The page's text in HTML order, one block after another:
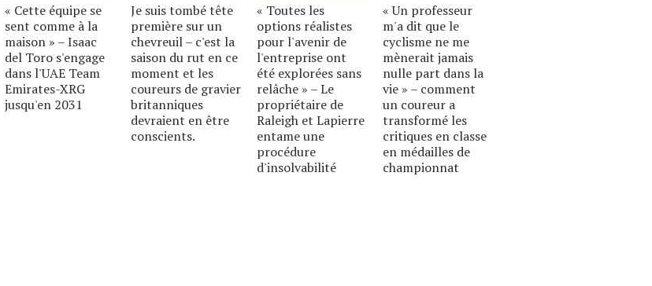
« Cette équipe se
sent comme à la
maison » – Isaac
del Toro s'engage
dans l'UAE Team
Emirates-XRG
jusqu'en 2031
Je suis tombé tête
première sur un
chevreuil – c'est la
saison du rut en ce
moment et les
coureurs de gravier
britanniques
devraient en être
conscients.
« Toutes les
options réalistes
pour l'avenir de
l'entreprise ont
été explorées sans
relâche » – Le
propriétaire de
Raleigh et Lapierre
entame une
procédure
d'insolvabilité
« Un professeur
m'a dit que le
cyclisme ne me
mènerait jamais
nulle part dans la
vie » – comment
un coureur a
transformé les
critiques en classe
en médailles de
championnat